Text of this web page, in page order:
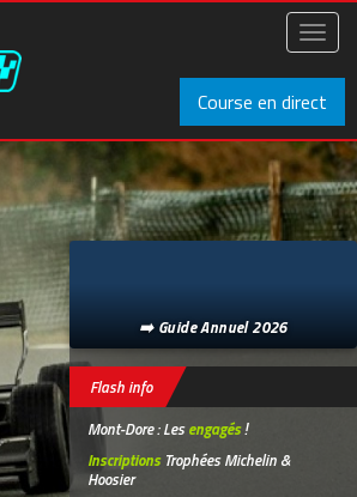
Course en direct
➡️ Guide Annuel 2026
Flash info
Mont-Dore : Lesengagés!
InscriptionsTrophées Michelin &
Hoosier